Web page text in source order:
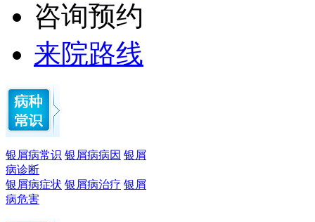
咨询预约
来院路线
银屑病常识 银屑病病因 银屑
病诊断
银屑病症状 银屑病治疗 银屑
病危害